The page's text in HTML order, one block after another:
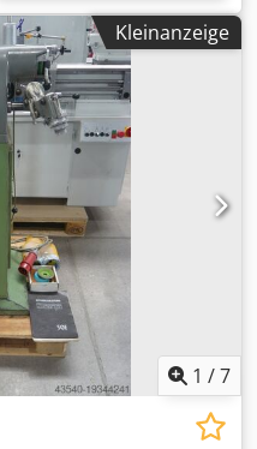
Kleinanzeige
1 /7